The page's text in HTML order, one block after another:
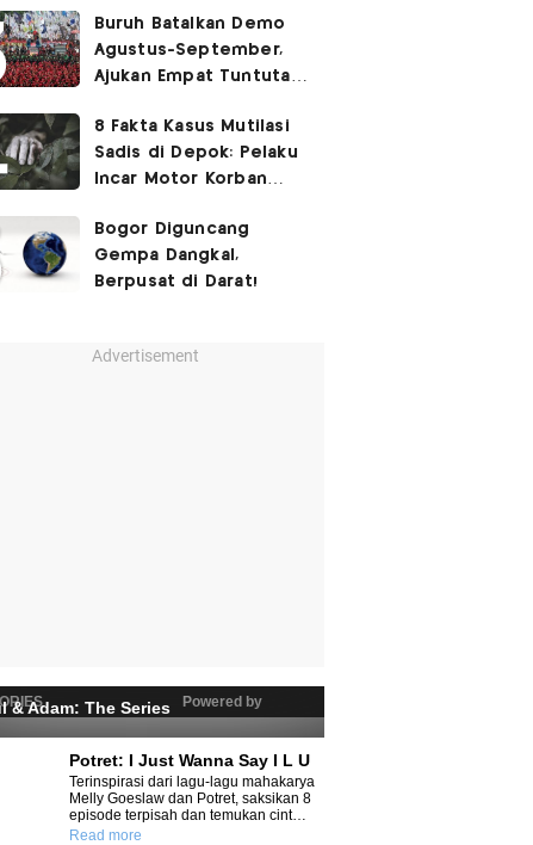
Kegiatan Eskul
Menembak
Buruh Batalkan Demo
Agustus-September,
Ajukan Empat Tuntutan
8 Fakta Kasus Mutilasi
Sadis di Depok: Pelaku
Incar Motor Korban
Bogor Diguncang
Gempa Dangkal,
Berpusat di Darat!
Advertisement